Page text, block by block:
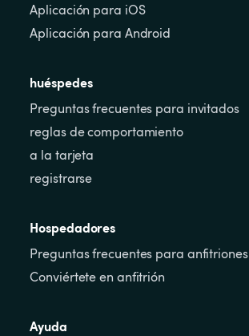
Aplicación para iOS
Aplicación para Android
huéspedes
Preguntas frecuentes para invitados
reglas de comportamiento
a la tarjeta
registrarse
Hospedadores
Preguntas frecuentes para anfitriones
Conviértete en anfitrión
Ayuda